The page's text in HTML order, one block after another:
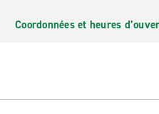
Coordonnées et heures